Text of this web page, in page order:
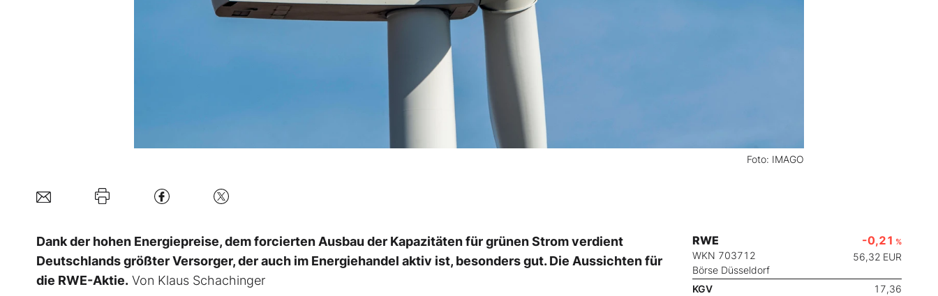
Foto: IMAGO
Dank der hohen Energiepreise, dem forcierten Ausbau der Kapazitäten für grünen Strom verdient
Deutschlands größter Versorger, der auch im Energiehandel aktiv ist, besonders gut. Die Aussichten für
die RWE-Aktie. Von Klaus Schachinger
RWE
WKN 703712
Börse Düsseldorf
-0,21 %
56,32 EUR
KGV
17,36